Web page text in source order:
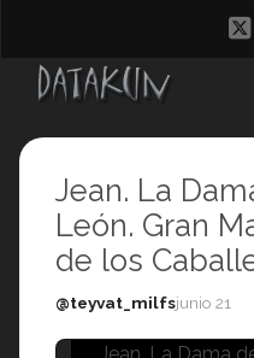
Jean. La
León. Gran
de los
@teyvat_milfsjunio 21